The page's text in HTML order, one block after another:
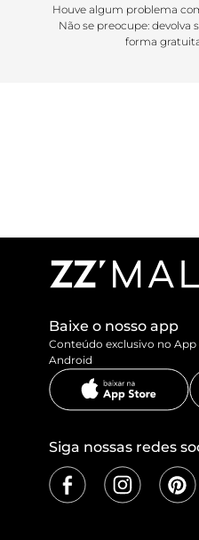
Houve algum problema
Não se preocupe: devolva
forma
Baixe o nosso app
Conteúdo exclusivo no App
Android
Siga nossas redes